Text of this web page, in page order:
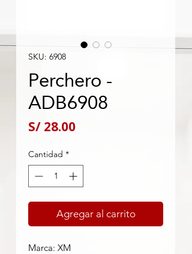
SKU: 6908
Perchero -
ADB6908
S/ 28.00Precio
Cantidad *
Agregar al carrito
Marca: XM